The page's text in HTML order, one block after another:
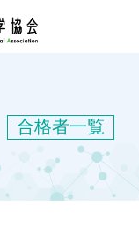
合格者一覧